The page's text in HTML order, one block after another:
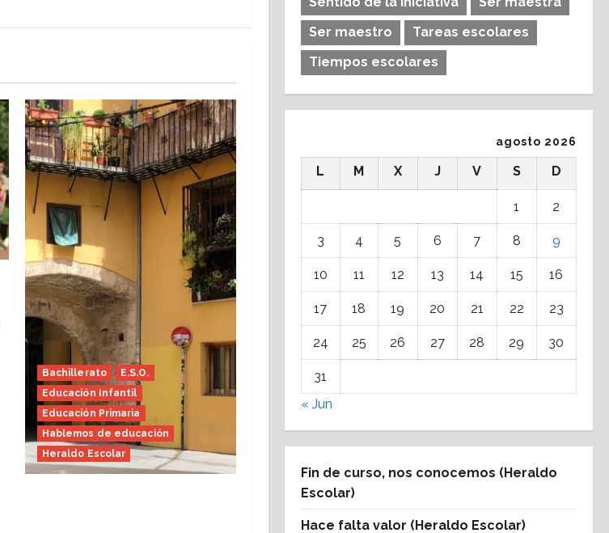
Bachillerato
E.S.O.
Educación Infantil
Educación Primaria
Hablemos de educación
Heraldo Escolar
Ser maestro
Tareas escolares
Tiempos escolares
agosto 2026
L M X J V S D
1 2
3 4 5 6 7 8 9
10 11 12 13 14 15 16
17 18 19 20 21 22 23
24 25 26 27 28 29 30
31
« Jun
Fin de curso, nos conocemos (Heraldo
Escolar)
Hace falta valor (Heraldo Escolar)